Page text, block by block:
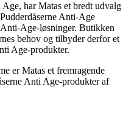
har Matas et bredt udvalg
Anti-Age
Age-løsninger. Butikken
behov og tilbyder derfor et
Age-produkter.
er Matas et fremragende
Anti Age-produkter af